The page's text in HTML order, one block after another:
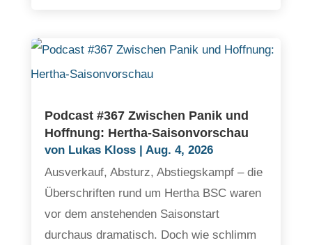
Podcast #367 Zwischen Panik und
Hoffnung: Hertha-Saisonvorschau
von Lukas Kloss| Aug. 4, 2026
Ausverkauf, Absturz, Abstiegskampf – die
Überschriften rund um Hertha BSC waren
vor dem anstehenden Saisonstart
durchaus dramatisch. Doch wie schlimm